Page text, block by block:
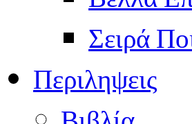
Σειρά
Περιληψεις